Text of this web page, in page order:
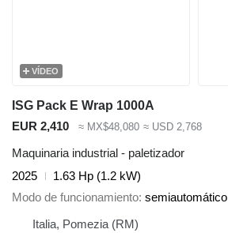
VÍDEO
ISG Pack E Wrap 1000A
EUR 2,410
≈ MX$48,080 ≈ USD 2,768
Maquinaria industrial - paletizador
2025
1.63 Hp (1.2 kW)
Modo de funcionamiento semiautomático
Italia, Pomezia (RM)